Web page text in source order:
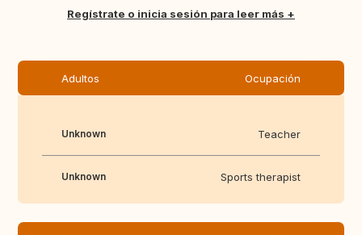
TraducirRegístrate o inicia sesión para leer más
Adultos Ocupación
Unknown Teacher
Unknown Sports therapist